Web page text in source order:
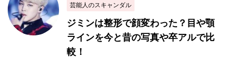
芸能人のスキャンダル
ジミンは整形で顔変わった？目や顎
ラインを今と昔の写真や卒アルで比
較！